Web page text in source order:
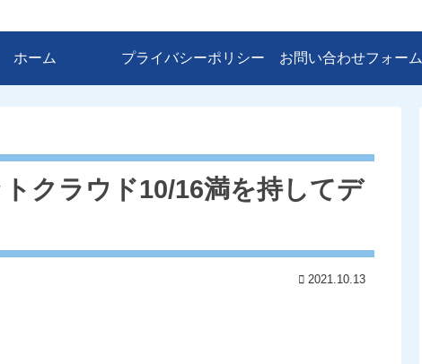
ホーム プライバシーポリシー お問い合わせフォーム
クラウド10/16満を持してデ
2021.10.13